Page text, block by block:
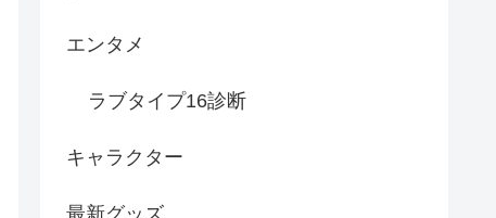
エンタメ
ラブタイプ16診断
キャラクター
最新グッズ